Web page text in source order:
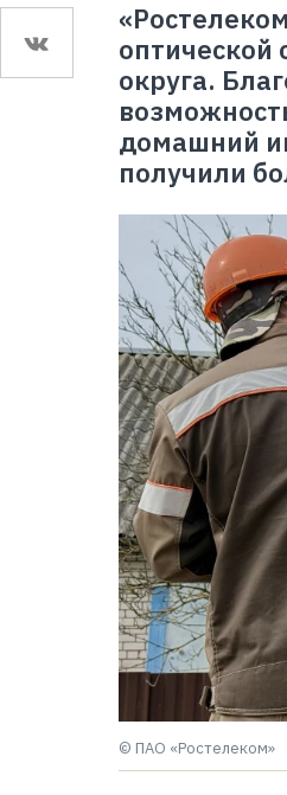
оптической
округа.
домашний
получили
© ПАО «Ростелеком»